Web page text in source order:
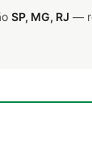
SP, MG, RJ —